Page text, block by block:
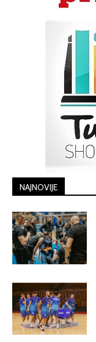
NAJNOVIJE